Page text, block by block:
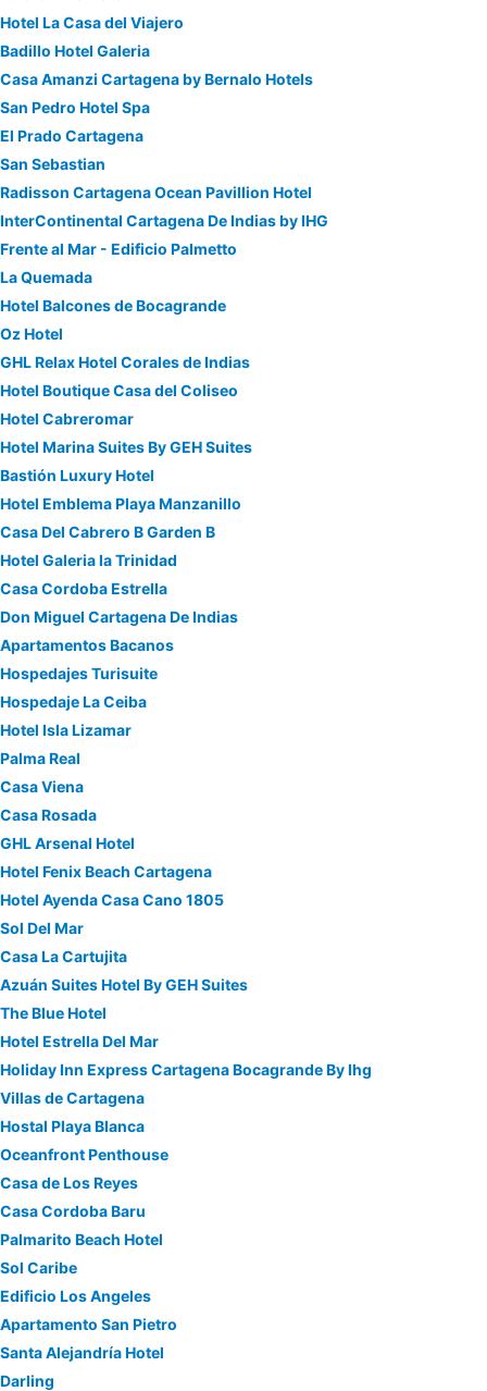
Hotel La Casa del Viajero
Badillo Hotel Galeria
Casa Amanzi Cartagena by Bernalo Hotels
San Pedro Hotel Spa
El Prado Cartagena
San Sebastian
Radisson Cartagena Ocean Pavillion Hotel
InterContinental Cartagena De Indias by IHG
Frente al Mar - Edificio Palmetto
La Quemada
Hotel Balcones de Bocagrande
Oz Hotel
GHL Relax Hotel Corales de Indias
Hotel Boutique Casa del Coliseo
Hotel Cabreromar
Hotel Marina Suites By GEH Suites
Bastión Luxury Hotel
Hotel Emblema Playa Manzanillo
Casa Del Cabrero B Garden B
Hotel Galeria la Trinidad
Casa Cordoba Estrella
Don Miguel Cartagena De Indias
Apartamentos Bacanos
Hospedajes Turisuite
Hospedaje La Ceiba
Hotel Isla Lizamar
Palma Real
Casa Viena
Casa Rosada
GHL Arsenal Hotel
Hotel Fenix Beach Cartagena
Hotel Ayenda Casa Cano 1805
Sol Del Mar
Casa La Cartujita
Azuán Suites Hotel By GEH Suites
The Blue Hotel
Hotel Estrella Del Mar
Holiday Inn Express Cartagena Bocagrande By Ihg
Villas de Cartagena
Hostal Playa Blanca
Oceanfront Penthouse
Casa de Los Reyes
Casa Cordoba Baru
Palmarito Beach Hotel
Sol Caribe
Edificio Los Angeles
Apartamento San Pietro
Santa Alejandría Hotel
Darling